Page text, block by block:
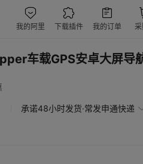
车载GPS安卓大屏导
承诺48小时发货·常发申通快递